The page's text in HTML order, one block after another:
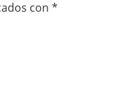
con *